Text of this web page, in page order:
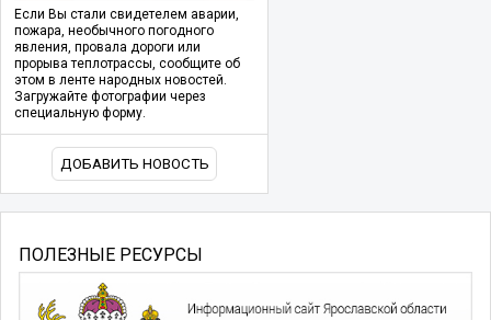
Если Вы стали свидетелем аварии,
пожара, необычного погодного
явления, провала дороги или
прорыва теплотрассы, сообщите об
этом в ленте народных новостей.
Загружайте фотографии через
специальную форму.
ДОБАВИТЬ НОВОСТЬ
ПОЛЕЗНЫЕ РЕСУРСЫ